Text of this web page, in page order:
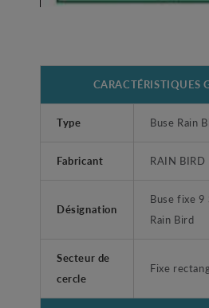
CARACTÉRISTIQUES
Type Buse Rain
Fabricant RAIN BIRD
Désignation
Buse fixe 9
Rain Bird
Secteur de
cercle
Fixe